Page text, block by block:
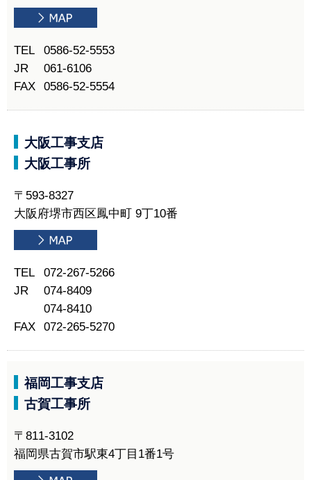
TEL
0586-52-5553
JR
061-6106
FAX
0586-52-5554
大阪工事支店
大阪工事所
〒593-8327
大阪府堺市西区鳳中町 9丁10番
TEL
072-267-5266
JR
074-8409
074-8410
FAX
072-265-5270
福岡工事支店
古賀工事所
〒811-3102
福岡県古賀市駅東4丁目1番1号